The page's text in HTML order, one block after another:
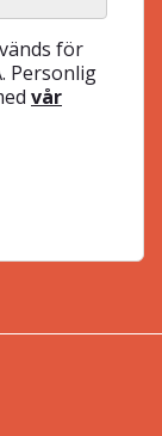
för
Personlig
vår